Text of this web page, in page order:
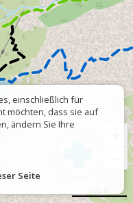
einschließlich für
möchten, dass sie auf
ändern Sie Ihre
Seite